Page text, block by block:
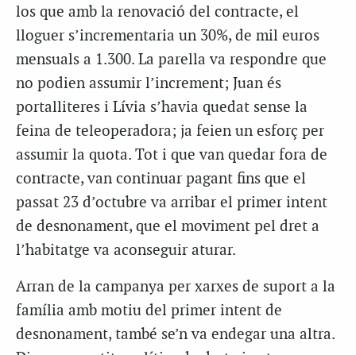
los que amb la renovació del contracte, el
lloguer s’incrementaria un 30%, de mil euros
mensuals a 1.300. La parella va respondre que
no podien assumir l’increment; Juan és
portalliteres i Lívia s’havia quedat sense la
feina de teleoperadora; ja feien un esforç per
assumir la quota. Tot i que van quedar fora de
contracte, van continuar pagant fins que el
passat 23 d’octubre va arribar el primer intent
de desnonament, que el moviment pel dret a
l’habitatge va aconseguir aturar.
Arran de la campanya per xarxes de suport a la
família amb motiu del primer intent de
desnonament, també se’n va endegar una altra.